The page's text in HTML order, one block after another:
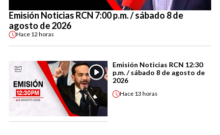
Emisión Noticias RCN 7:00 p.m. / sábado 8 de
agosto de 2026
Hace 12 horas
Emisión Noticias RCN 12:30
p.m. / sábado 8 de agosto de
2026
Hace 13 horas